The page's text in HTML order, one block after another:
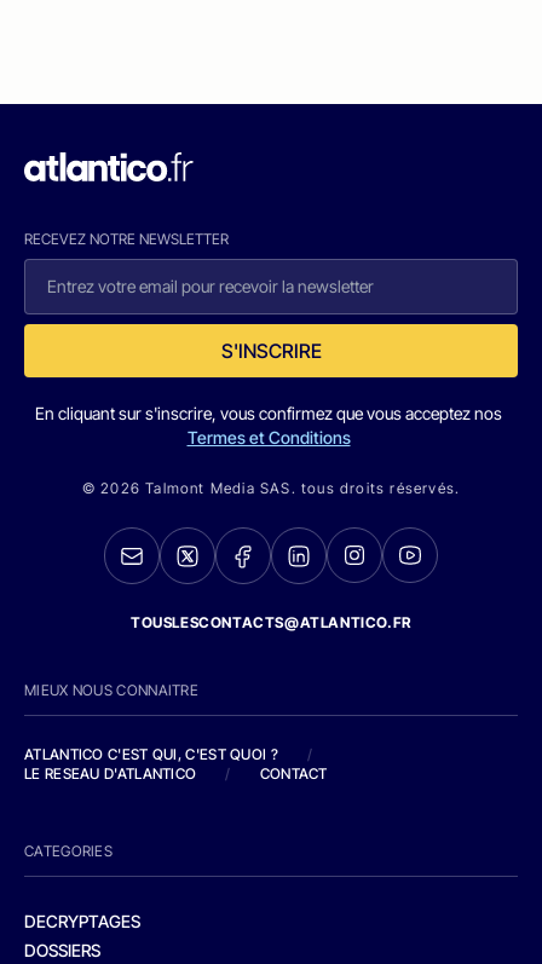
RECEVEZ NOTRE NEWSLETTER
S'INSCRIRE
En cliquant sur s'inscrire, vous confirmez que vous acceptez nos
Termes et Conditions
© 2026 Talmont Media SAS. tous droits réservés.
TOUSLESCONTACTS@ATLANTICO.FR
MIEUX NOUS CONNAITRE
ATLANTICO C'EST QUI, C'EST QUOI ?
/
LE RESEAU D'ATLANTICO
/ CONTACT
CATEGORIES
DECRYPTAGES
DOSSIERS